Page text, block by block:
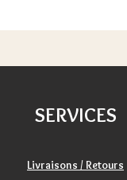
SERVICES
Livraisons / Retours